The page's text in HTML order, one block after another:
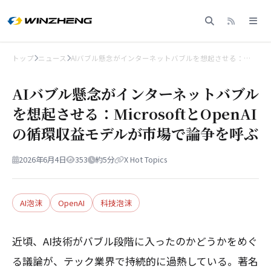
トップ ニュース AIバブル懸念がインターネットバブルを想起させる：…
AIバブル懸念がインターネットバブル
を想起させる：MicrosoftとOpenAI
の循環収益モデルが市場で論争を呼ぶ
2026年6月4日 353 約5分 X Hot Topics
AI泡沫 OpenAI 科技泡沫
近頃、AI技術がバブル段階に入ったのかどうかをめぐ
る議論が、テック業界で持続的に過熱している。著名